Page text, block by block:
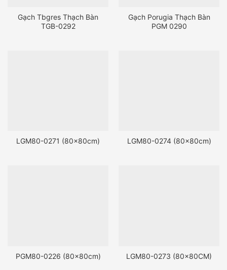
Gạch Tbgres Thạch Bàn
TGB-0292
Gạch Porugia Thạch Bàn
PGM 0290
LGM80-0271 (80x80cm) LGM80-0274 (80x80cm)
PGM80-0226 (80x80cm) LGM80-0273 (80x80CM)